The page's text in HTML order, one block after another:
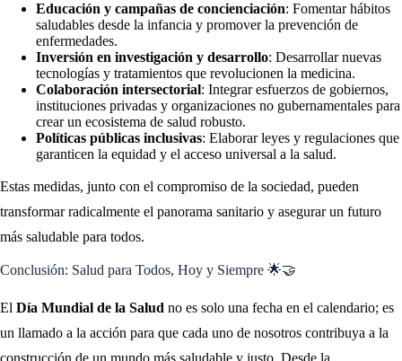
Educación y campañas de concienciación: Fomentar hábitos
saludables desde la infancia y promover la prevención de
enfermedades.
Inversión en investigación y desarrollo: Desarrollar nuevas
tecnologías y tratamientos que revolucionen la medicina.
Colaboración intersectorial: Integrar esfuerzos de gobiernos,
instituciones privadas y organizaciones no gubernamentales para
crear un ecosistema de salud robusto.
Políticas públicas inclusivas: Elaborar leyes y regulaciones que
garanticen la equidad y el acceso universal a la salud.
Estas medidas, junto con el compromiso de la sociedad, pueden
transformar radicalmente el panorama sanitario y asegurar un futuro
más saludable para todos.
Conclusión: Salud para Todos, Hoy y Siempre 🌟🤝
El Día Mundial de la Salud no es solo una fecha en el calendario; es
un llamado a la acción para que cada uno de nosotros contribuya a la
construcción de un mundo más saludable y justo. Desde la